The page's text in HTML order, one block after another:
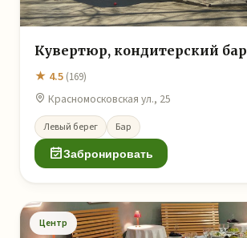
Кувертюр, кондитерский бар
★ 4.5 (169)
Красномосковская ул., 25
Левый берег Бар
Забронировать
Центр